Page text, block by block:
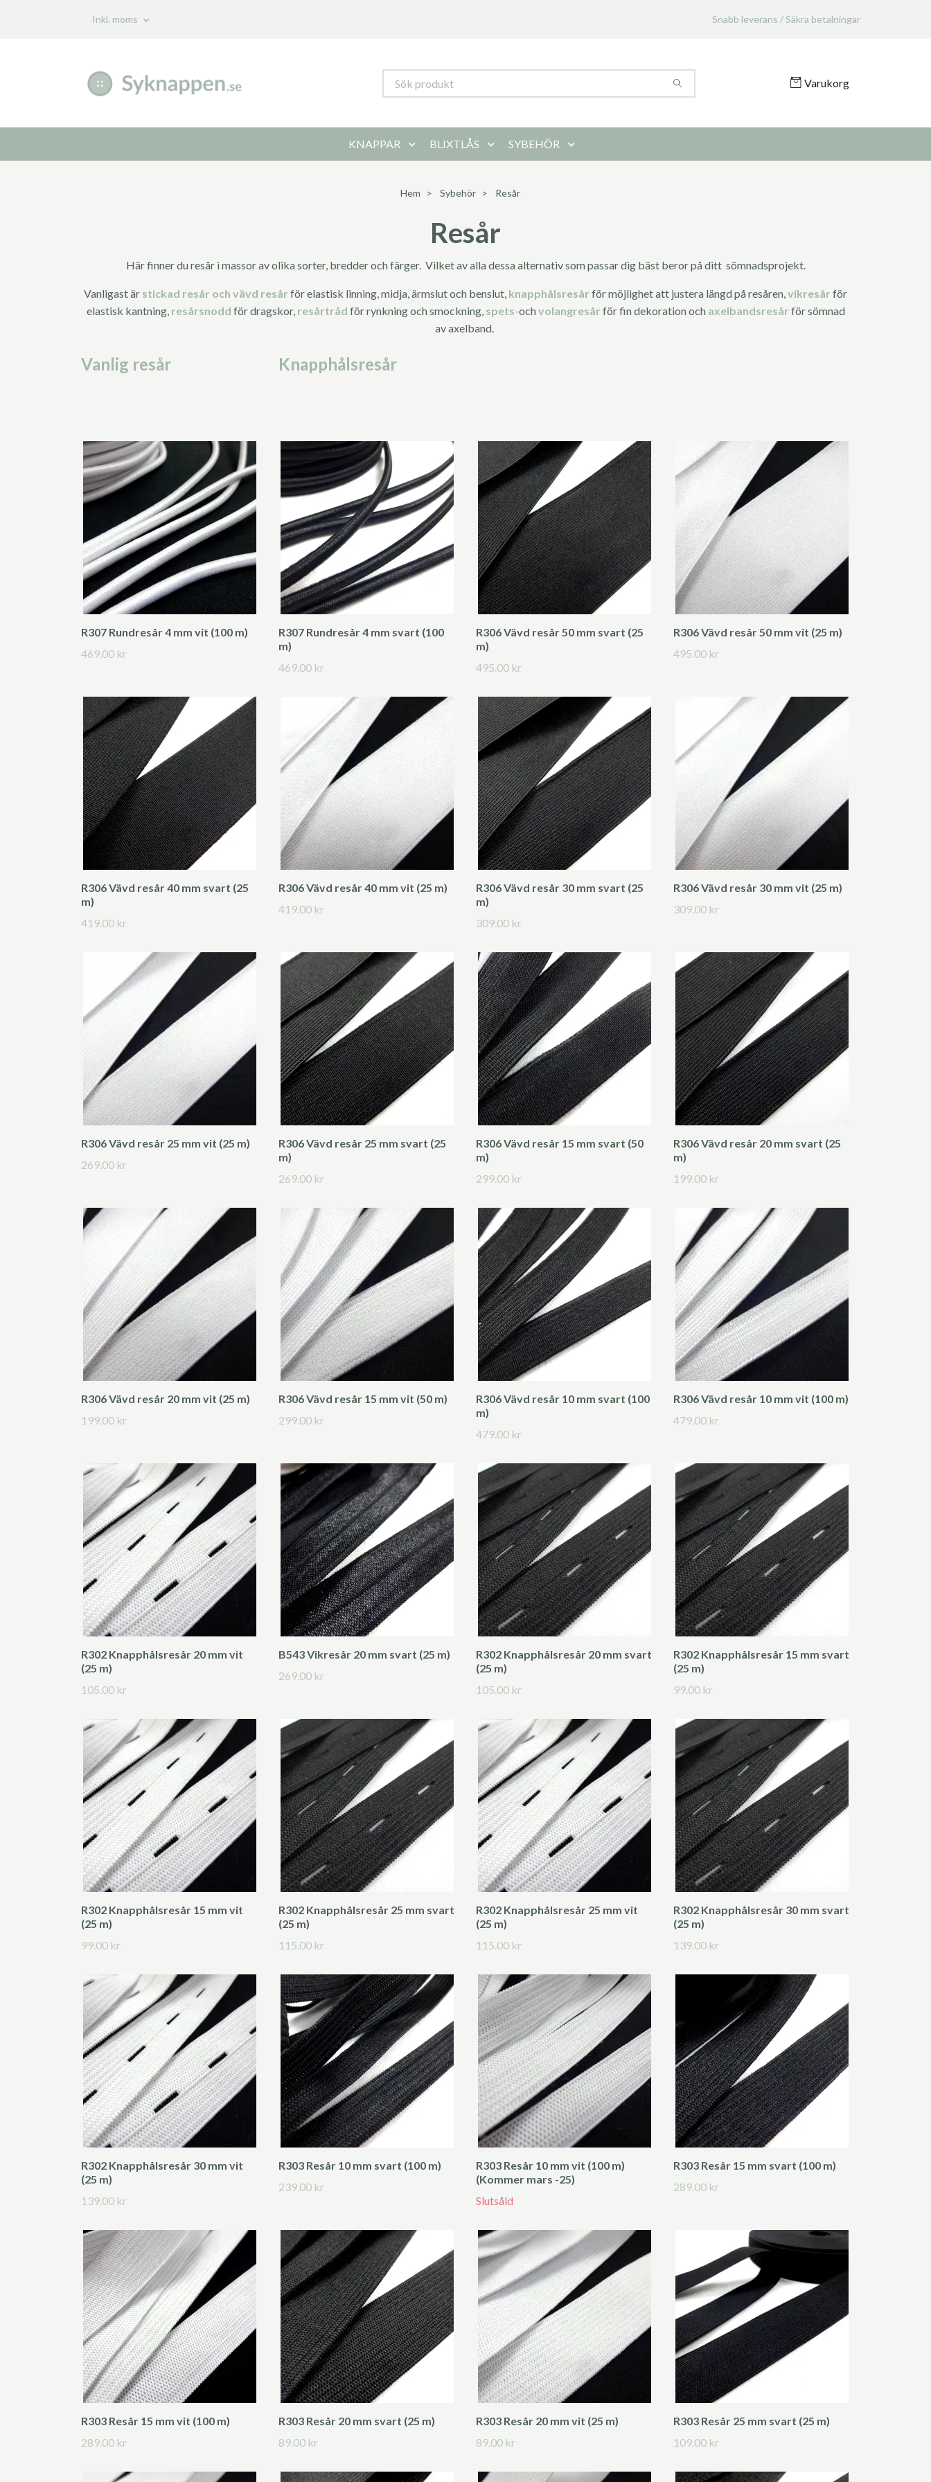
Inkl. moms Snabb leverans / Säkra betalningar
Varukorg
KNAPPAR BLIXTLÅS SYBEHÖR
Hem Sybehör Resår
Resår
Här finner du resår i massor av olika sorter, bredder och färger. Vilket av alla dessa alternativ som passar dig bäst beror på ditt sömnadsprojekt.
Vanligast är stickad resår och vävd resår för elastisk linning, midja, ärmslut och benslut, knapphålsresår för möjlighet att justera längd på resåren,vikresår för
elastisk kantning, resårsnodd för dragskor, resårtråd för rynkning och smockning, spets-ochvolangresår för fin dekoration och axelbandsresår för sömnad
av axelband.
Vanlig resår Knapphålsresår
R307 Rundresår 4 mm vit (100 m)
469.00 kr
R307 Rundresår 4 mm svart (100
m)
469.00 kr
R306 Vävd resår 50 mm svart (25
m)
495.00 kr
R306 Vävd resår 50 mm vit (25 m)
495.00 kr
R306 Vävd resår 40 mm svart (25
m)
419.00 kr
R306 Vävd resår 40 mm vit (25 m)
419.00 kr
R306 Vävd resår 30 mm svart (25
m)
309.00 kr
R306 Vävd resår 30 mm vit (25 m)
309.00 kr
R306 Vävd resår 25 mm vit (25 m)
269.00 kr
R306 Vävd resår 25 mm svart (25
m)
269.00 kr
R306 Vävd resår 15 mm svart (50
m)
299.00 kr
R306 Vävd resår 20 mm svart (25
m)
199.00 kr
R306 Vävd resår 20 mm vit (25 m)
199.00 kr
R306 Vävd resår 15 mm vit (50 m)
299.00 kr
R306 Vävd resår 10 mm svart (100
m)
479.00 kr
R306 Vävd resår 10 mm vit (100 m)
479.00 kr
R302 Knapphålsresår 20 mm vit
(25 m)
105.00 kr
B543 Vikresår 20 mm svart (25 m)
269.00 kr
R302 Knapphålsresår 20 mm svart
(25 m)
105.00 kr
R302 Knapphålsresår 15 mm svart
(25 m)
99.00 kr
R302 Knapphålsresår 15 mm vit
(25 m)
99.00 kr
R302 Knapphålsresår 25 mm svart
(25 m)
115.00 kr
R302 Knapphålsresår 25 mm vit
(25 m)
115.00 kr
R302 Knapphålsresår 30 mm svart
(25 m)
139.00 kr
R302 Knapphålsresår 30 mm vit
(25 m)
139.00 kr
R303 Resår 10 mm svart (100 m)
239.00 kr
R303 Resår 10 mm vit (100 m)
(Kommer mars -25)
Slutsåld
R303 Resår 15 mm svart (100 m)
289.00 kr
R303 Resår 15 mm vit (100 m)
289.00 kr
R303 Resår 20 mm svart (25 m)
89.00 kr
R303 Resår 20 mm vit (25 m)
89.00 kr
R303 Resår 25 mm svart (25 m)
109.00 kr